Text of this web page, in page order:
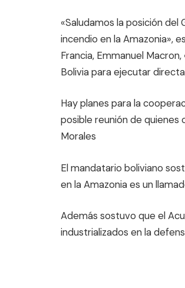
«Saludamos la posición
incendio en la Amazonia»,
Francia, Emmanuel
Bolivia para ejecutar
Hay planes para la
posible reunión de quienes
Morales
El mandatario boliviano
en la Amazonia es un
Además sostuvo que el
industrializados en la